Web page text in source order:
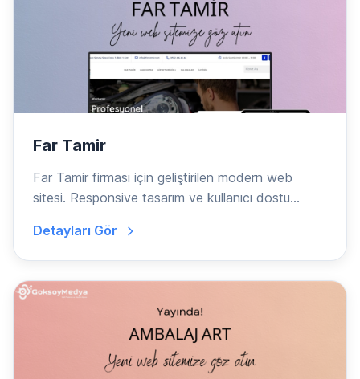
Far Tamir
Far Tamir firması için geliştirilen modern web
sitesi. Responsive tasarım ve kullanıcı dostu
Detayları Gör